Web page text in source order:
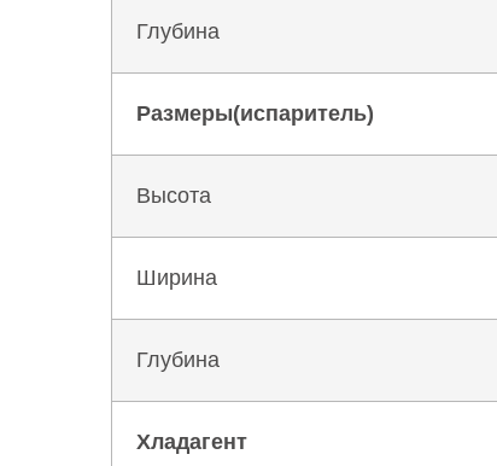
Глубина
Размеры(испаритель)
Высота
Ширина
Глубина
Хладагент